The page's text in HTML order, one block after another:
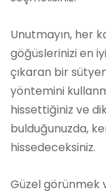
Unutmayın, her
göğüslerinizi en
çıkaran bir
yöntemini
hissettiğiniz ve
bulduğunuzda,
hissedeceksiniz.
Güzel görünmek